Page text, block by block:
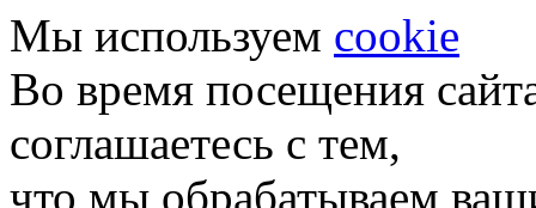
Мы используем cookie
Во время посещения
соглашаетесь с тем,
что мы обрабатываем